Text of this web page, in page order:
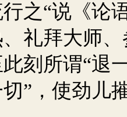
之“说《论
礼拜大师
刻所谓“退
”，使劲儿